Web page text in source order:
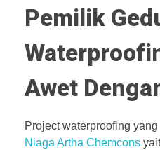
Pemilik
Awet
Project waterproofing
Niaga Artha Chemcons